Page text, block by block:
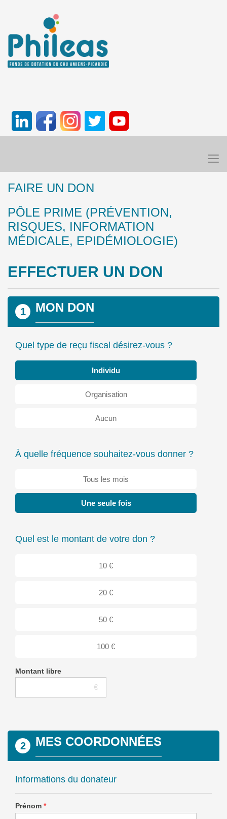
FAIRE UN DON
PÔLE PRIME (PRÉVENTION,
RISQUES, INFORMATION
MÉDICALE, EPIDÉMIOLOGIE)
EFFECTUER UN DON
1 MON DON
Quel type de reçu fiscal désirez-vous ?
Individu
Organisation
Aucun
À quelle fréquence souhaitez-vous donner ?
Tous les mois
Une seule fois
Quel est le montant de votre don ?
10 €
20 €
50 €
100 €
Montant libre
2 MES COORDONNÉES
Informations du donateur
Prénom *